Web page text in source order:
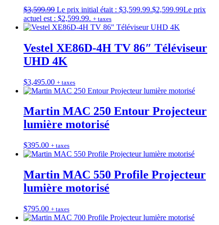
$3,599.99 Le prix initial était : $3,599.99.$2,599.99Le prix
actuel est : $2,599.99. + taxes
Vestel XE86D-4H TV 86″ Téléviseur
UHD 4K
$3,495.00 + taxes
Martin MAC 250 Entour Projecteur
lumière motorisé
$395.00 + taxes
Martin MAC 550 Profile Projecteur
lumière motorisé
$795.00 + taxes